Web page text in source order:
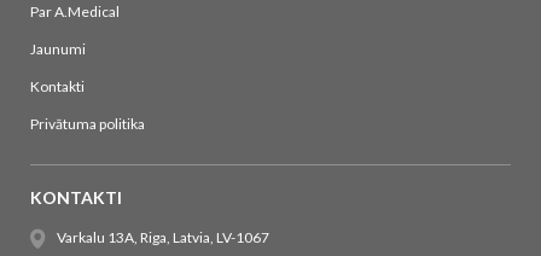
Par A.Medical
Jaunumi
Kontakti
Privātuma politika
KONTAKTI
Varkalu 13A, Riga, Latvia, LV-1067